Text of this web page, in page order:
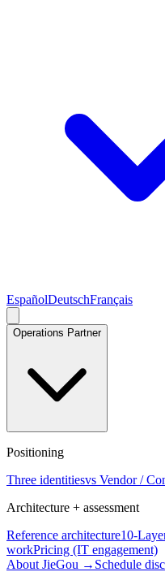
EspañolDeutschFrançais
Operations Partner
Positioning
Three identitiesvs Vendor /
Architecture + assessment
Reference architecture10-
workPricing (IT engagement)
About JieGou → Schedule